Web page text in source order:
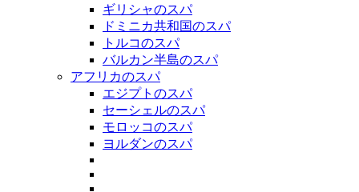
ギリシャのスパ
ドミニカ共和国のスパ
トルコのスパ
バルカン半島のスパ
アフリカのスパ
エジプトのスパ
セーシェルのスパ
モロッコのスパ
ヨルダンのスパ